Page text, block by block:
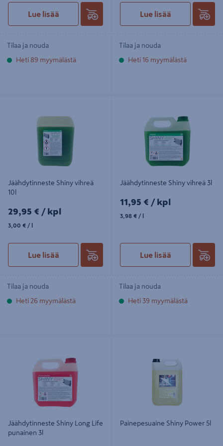
Lue lisää
Tilaa ja nouda
Heti 89 myymälästä
Lue lisää
Tilaa ja nouda
Heti 16 myymälästä
Jäähdytinneste Shiny vihreä
10l
29,95€/kpl
29,95 € / kpl
3,00 € / l
Lue lisää
Tilaa ja nouda
Heti 26 myymälästä
Jäähdytinneste Shiny vihreä 3l
11,95€/kpl
11,95 € / kpl
3,98 € / l
Lue lisää
Tilaa ja nouda
Heti 39 myymälästä
Jäähdytinneste Shiny Long Life
punainen 3l
Painepesuaine Shiny Power 5l